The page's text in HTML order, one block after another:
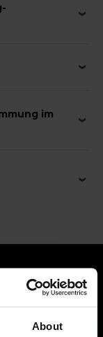
About
im
%